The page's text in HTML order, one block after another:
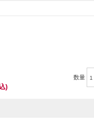
)
数量